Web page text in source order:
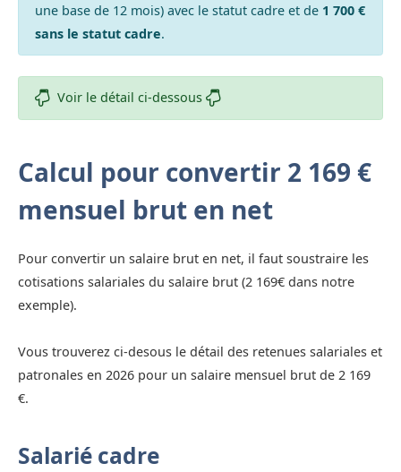
une base de 12 mois) avec le statut cadre et de 1 700 €
sans le statut cadre.
Voir le détail ci-dessous
Calcul pour convertir 2 169 €
mensuel brut en net
Pour convertir un salaire brut en net, il faut soustraire les
cotisations salariales du salaire brut (2 169€ dans notre
exemple).
Vous trouverez ci-desous le détail des retenues salariales et
patronales en 2026 pour un salaire mensuel brut de 2 169
€.
Salarié cadre